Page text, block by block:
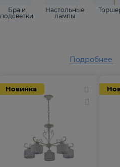
Бра и
подсветки
Настольные
лампы
Новинка
Подробнее